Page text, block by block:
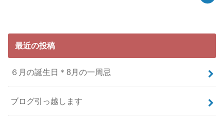
最近の投稿
６月の誕生日＊8月の一周忌
ブログ引っ越します